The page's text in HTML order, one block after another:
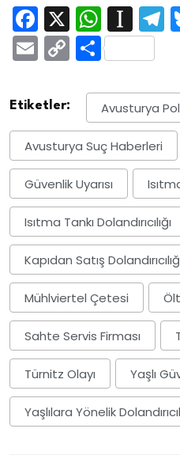
Facebook
X
EmailCopy
Share
Etiketler: Avusturya
Avusturya Suç Haberleri
Güvenlik Uyarısı
Isıtma Tankı Dolandırıcılığı
Kapıdan Satış
Mühlviertel Çetesi
Sahte Servis Firması
Türnitz Olayı Yaşlı
Yaşlılara Yönelik